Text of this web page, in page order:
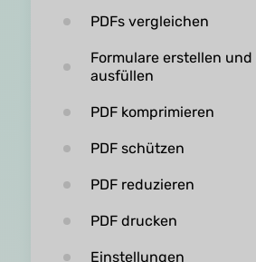
PDFs vergleichen
Formulare erstellen und
ausfüllen
PDF komprimieren
PDF schützen
PDF reduzieren
PDF drucken
Einstellungen